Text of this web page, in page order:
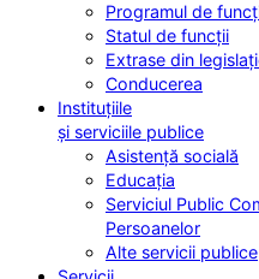
Programul de
Statul de funcții
Extrase din
Conducerea
Instituțiile
și serviciile publice
Asistență socială
Educația
Serviciul Public
Persoanelor
Alte servicii publice